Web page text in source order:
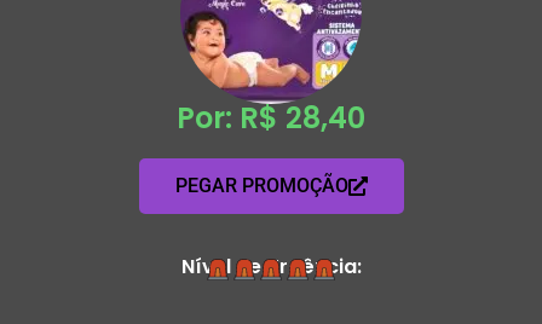
Por: R$ 28,40
PEGAR PROMOÇÃO
Nível de Urgência: